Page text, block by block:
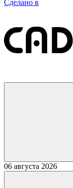
Сделано в
06 августа 2026